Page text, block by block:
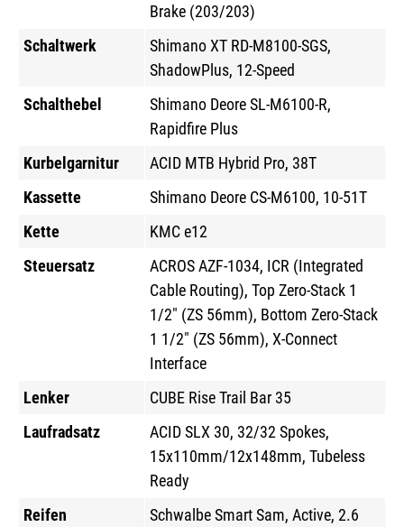
Brake (203/203)
Schaltwerk
Shimano XT RD-M8100-SGS,
ShadowPlus, 12-Speed
Schalthebel
Shimano Deore SL-M6100-R,
Rapidfire Plus
Kurbelgarnitur
ACID MTB Hybrid Pro, 38T
Kassette
Shimano Deore CS-M6100, 10-51T
Kette
KMC e12
Steuersatz
ACROS AZF-1034, ICR (Integrated
Cable Routing), Top Zero-Stack 1
1/2" (ZS 56mm), Bottom Zero-Stack
1 1/2" (ZS 56mm), X-Connect
Interface
Lenker
CUBE Rise Trail Bar 35
Laufradsatz
ACID SLX 30, 32/32 Spokes,
15x110mm/12x148mm, Tubeless
Ready
Reifen
Schwalbe Smart Sam, Active, 2.6